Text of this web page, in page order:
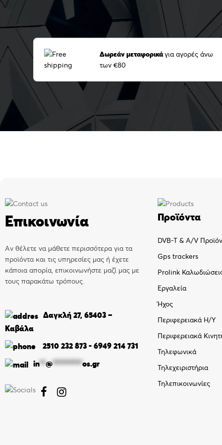
Δωρεάν μεταφορικάγια αγορές άνω
των €80
Επικοινωνία
Αν θέλετε να μάθετε περισσότερα για τα
προϊόντα και τις υπηρεσίες μας ή έχετε
κάποια απορία, επικοινωνήστε μαζί μας με
τους παρακάτω τρόπους.
Δαγκλή 27, 65403 –
Καβάλα
2510 232 873 - 6949 214 731
in**@**********os.gr
 
Προϊόντα
DVB-T & A/V
Gps trackers
Prolink
Εργαλεία
Ήχος
Περιφερειακά Η/Υ
Περιφερειακά
Τηλεφωνικά
Τηλεχειριστήρια
Τηλεπικοινωνίες